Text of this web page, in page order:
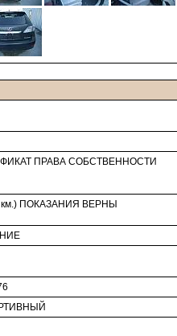
ПРАВА СОБСТВЕННОСТИ
км.) ПОКАЗАНИЯ ВЕРНЫ